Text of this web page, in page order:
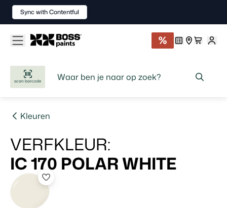
scan barcode
Kleuren
VERFKLEUR:
IC 170 POLAR WHITE
Sync with Contentful